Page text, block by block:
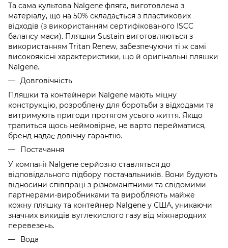
Та сама культова Nalgene фляга, виготовлена з
матеріалу, що на 50% складається з пластикових
відходів (з використанням сертифікованого ISCC
балансу маси). Пляшки Sustain виготовляються з
використанням Tritan Renew, забезпечуючи ті ж самі
високоякісні характеристики, що й оригінальні пляшки
Nalgene.
Довговічність
Пляшки та контейнери Nalgene мають міцну
конструкцію, розроблену для боротьби з відходами та
витримують пригоди протягом усього життя. Якщо
трапиться щось неймовірне, не варто перейматися,
бренд надає довічну гарантію.
Постачання
У компанії Nalgene серйозно ставляться до
відповідального підбору постачальників. Вони будують
відносини співпраці з різноманітними та свідомими
партнерами-виробниками та виробляють майже
кожну пляшку та контейнер Nalgene у США, уникаючи
значних викидів вуглекислого газу від міжнародних
перевезень.
Вода